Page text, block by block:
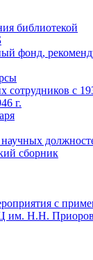
библиотекой
фонд,
сотрудников с
г.
сборник
с
им. Н.Н.